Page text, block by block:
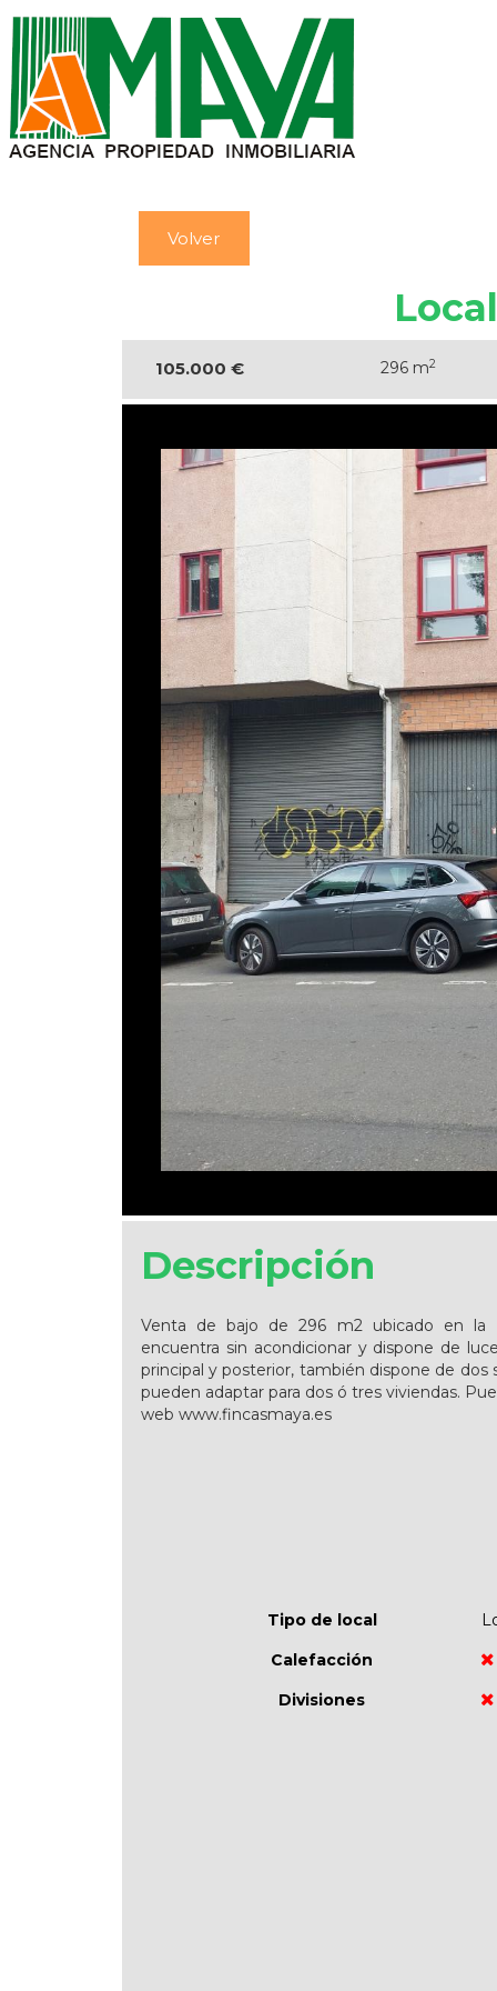
Volver
105.000 € 296 m2
Descripción
Venta de bajo de 296 m2 ubicado en la
encuentra sin acondicionar y dispone de
principal y posterior, también dispone de dos
pueden adaptar para dos ó tres viviendas.
web www.fincasmaya.es
Tipo de local
Calefacción
Divisiones